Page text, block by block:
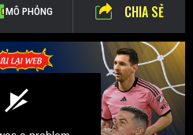
MÔ PHỎNG CHIA SẺ